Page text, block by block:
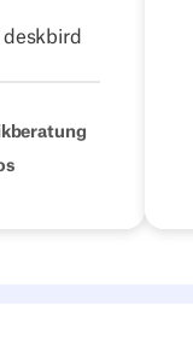
deskbird